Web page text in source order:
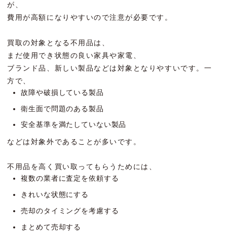
が、
費用が高額になりやすいので注意が必要です。
買取の対象となる不用品は、
まだ使用でき状態の良い家具や家電、
ブランド品、新しい製品などは対象となりやすいです。一
方で、
故障や破損している製品
衛生面で問題のある製品
安全基準を満たしていない製品
などは対象外であることが多いです。
不用品を高く買い取ってもらうためには、
複数の業者に査定を依頼する
きれいな状態にする
売却のタイミングを考慮する
まとめて売却する